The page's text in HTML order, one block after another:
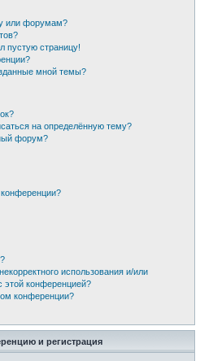
или форумам?
пустую страницу!
мной темы?
на определённую тему?
форум?
использования и/или
этой конференцией?
конференции?
и регистрация